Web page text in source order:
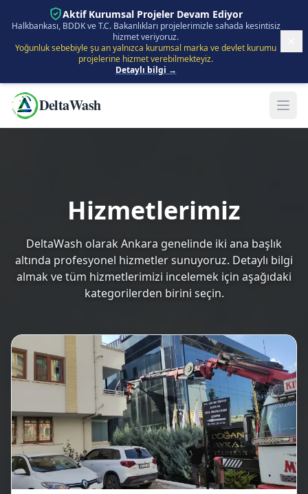
İçeriğe Atla Aktif Kurumsal Projeler Devam Ediyor
Halkbankası, BDDK ve T.C. Bakanlıkları projelerimizle sahada kesintisiz
hizmet veriyoruz.
Yoğunluk sebebiyle şu an yalnızca kurumsal marka ve devlet kurumu
projelerine hizmet verebilmekteyiz.
Detaylı bilgi →
DeltaWash
Hizmetlerimiz
DeltaWash olarak Ankara genelinde iki ana başlık
altında profesyonel hizmetler sunuyoruz. Detaylı bilgi
almak ve tüm hizmetlerimizi incelemek için aşağıdaki
kategorilerden birini seçin.